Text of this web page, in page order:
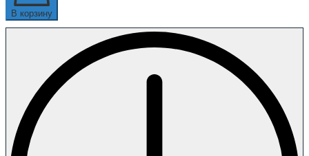
В корзину